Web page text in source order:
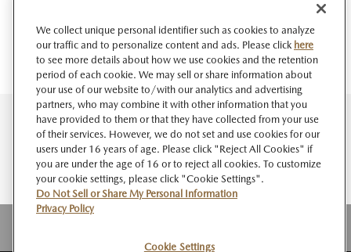
We collect unique personal identifier such as cookies to analyze
our traffic and to personalize content and ads. Please click here
to see more details about how we use cookies and the retention
period of each cookie. We may sell or share information about
your use of our website to/with our analytics and advertising
partners, who may combine it with other information that you
have provided to them or that they have collected from your use
of their services. However, we do not set and use cookies for our
users under 16 years of age. Please click "Reject All Cookies" if
you are under the age of 16 or to reject all cookies. To customize
your cookie settings, please click "Cookie Settings".
Do Not Sell or Share My Personal Information
Privacy Policy
Cookie Settings